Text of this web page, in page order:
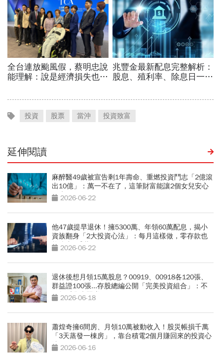
投資 股票 當沖 投資致富
延伸閱讀
麻醉醫49歲被宣告剩1年壽命、重燃投資鬥志「2億滾
出10億」：萬一不在了，這筆財富能讓2個女兒安心
一生2026-06-22
他47歲提早退休！擁5300萬、年領60萬配息，揭小
資族翻身「2大投資心法」：每月這樣做，零存款也
能滾出2千萬
2026-06-22
退休後想月領15萬股息？00919、00918各120張、
群益證100張...存股總編公開「完美投資組合」：不
盯盤睡覺也照賺
2026-06-18
蕭煌奇擁6間房、月領10萬被動收入！股災帳損千萬
「3天蒸發一棟房」，靠台積電2個月賺回來的投資心
法 2026-06-16